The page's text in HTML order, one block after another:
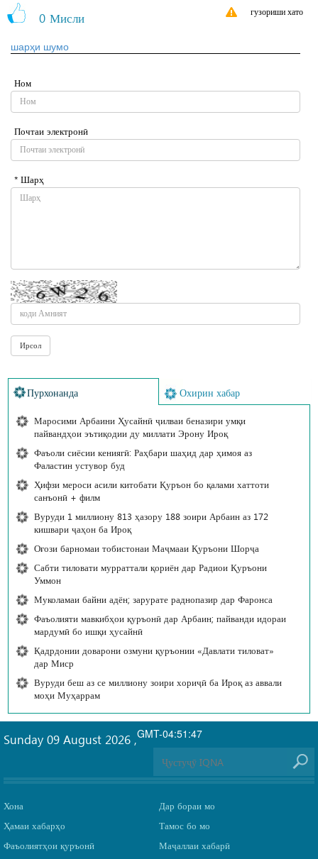
0 Мисли гузориши хато
шарҳи шумо
Ном
Почтаи электронӣ
* Шарҳ
Пурхонанда Охирин хабар
Маросими Арбаини Ҳусайнӣ ҷилваи беназири умқи
пайвандҳои эътиқодии ду миллати Эрону Ироқ
Фаъоли сиёсии кениягӣ: Раҳбари шаҳид дар ҳимоя аз
Фаластин устувор буд
Ҳифзи мероси асили китобати Қуръон бо қалами хаттоти
санъонӣ + филм
Вуруди 1 миллиону 813 ҳазору 188 зоири Арбаин аз 172
кишвари ҷаҳон ба Ироқ
Оғози барномаи тобистонаи Маҷмааи Қуръони Шорҷа
Сабти тиловати мурраттали қориён дар Радиои Қуръони
Уммон
Муколамаи байни адён; зарурате раднопазир дар Фаронса
Фаъолияти мавкибҳои қуръонӣ дар Арбаин; пайванди идораи
мардумӣ бо ишқи ҳусайнӣ
Қадрдонии доварони озмуни қуръонии «Давлати тиловат»
дар Миср
Вуруди беш аз се миллиону зоири хориҷӣ ба Ироқ аз аввали
моҳи Муҳаррам
GMT-04:51:47
Sunday 09 August 2026 ,
Хона
Ҳамаи хабарҳо
Фаъолиятҳои қуръонӣ
Дар бораи мо
Тамос бо мо
Маҷаллаи хабарӣ